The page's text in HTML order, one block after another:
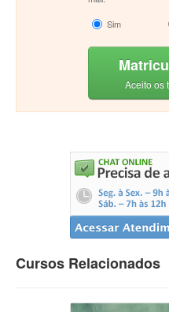
Sim
Aceito os
Cursos Relacionados